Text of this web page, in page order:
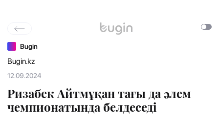
Bugin
Bugin.kz
12.09.2024
Ризабек Айтмұқан тағы да әлем
чемпионатында белдеседі